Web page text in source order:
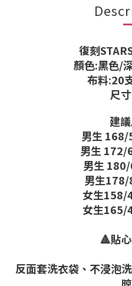
復刻
顏色:黑色/
布料:20
尺
建
男生 168/
男生 172/
男生
男生178/
女生158/
女生165/
🔺貼
反面套洗衣袋、不浸泡